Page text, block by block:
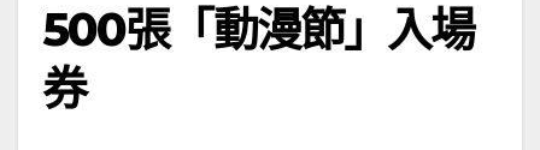
500張「動漫節」入場
券